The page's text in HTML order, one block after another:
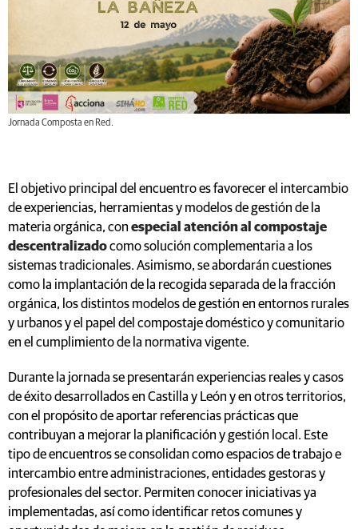
Jornada Composta en Red.
El objetivo principal del encuentro es favorecer el intercambio
de experiencias, herramientas y modelos de gestión de la
materia orgánica, con especial atención al compostaje
descentralizadocomo solución complementaria a los
sistemas tradicionales. Asimismo, se abordarán cuestiones
como la implantación de la recogida separada de la fracción
orgánica, los distintos modelos de gestión en entornos rurales
y urbanos y el papel del compostaje doméstico y comunitario
en el cumplimiento de la normativa vigente.
Durante la jornada se presentarán experiencias reales y casos
de éxito desarrollados en Castilla y León y en otros territorios,
con el propósito de aportar referencias prácticas que
contribuyan a mejorar la planificación y gestión local. Este
tipo de encuentros se consolidan como espacios de trabajo e
intercambio entre administraciones, entidades gestoras y
profesionales del sector. Permiten conocer iniciativas ya
implementadas, así como identificar retos comunes y